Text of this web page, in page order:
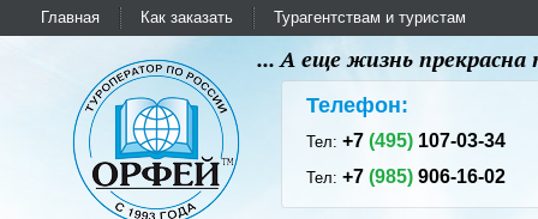
Главная Как заказать Турагентствам и туристам
... А еще жизнь
Телефон:
Тел:+7(495) 107-03-34
Тел:+7(985) 906-16-02